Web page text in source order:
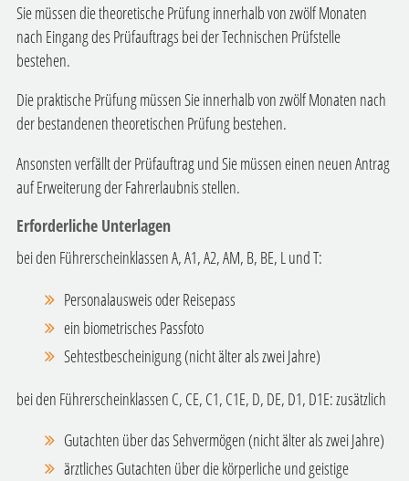
Sie müssen die theoretische Prüfung innerhalb von zwölf Monaten
nach Eingang des Prüfauftrags bei der Technischen Prüfstelle
bestehen.
Die praktische Prüfung müssen Sie innerhalb von zwölf Monaten nach
der bestandenen theoretischen Prüfung bestehen.
Ansonsten verfällt der Prüfauftrag und Sie müssen einen neuen Antrag
auf Erweiterung der Fahrerlaubnis stellen.
Erforderliche Unterlagen
bei den Führerscheinklassen A, A1, A2, AM, B, BE, L und T:
Personalausweis oder Reisepass
ein biometrisches Passfoto
Sehtestbescheinigung (nicht älter als zwei Jahre)
bei den Führerscheinklassen C, CE, C1, C1E, D, DE, D1, D1E: zusätzlich
Gutachten über das Sehvermögen (nicht älter als zwei Jahre)
ärztliches Gutachten über die körperliche und geistige